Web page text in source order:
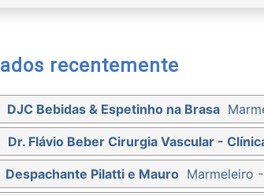
recentemente
DJC Bebidas & Espetinho na Brasa
Dr. Flávio Beber Cirurgia Vascular -
Despachante Pilatti e Mauro Marmeleiro